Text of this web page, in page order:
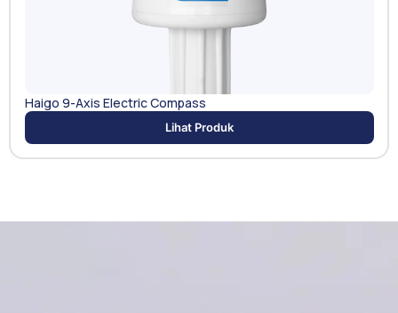
Haigo 9-Axis Electric Compass
Lihat Produk